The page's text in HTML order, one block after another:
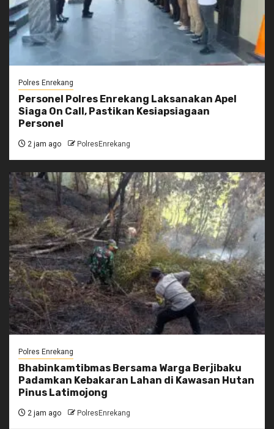
Polres Enrekang
Personel Polres Enrekang Laksanakan Apel
Siaga On Call, Pastikan Kesiapsiagaan
Personel
2 jam ago PolresEnrekang
Polres Enrekang
Bhabinkamtibmas Bersama Warga Berjibaku
Padamkan Kebakaran Lahan di Kawasan Hutan
Pinus Latimojong
2 jam ago PolresEnrekang